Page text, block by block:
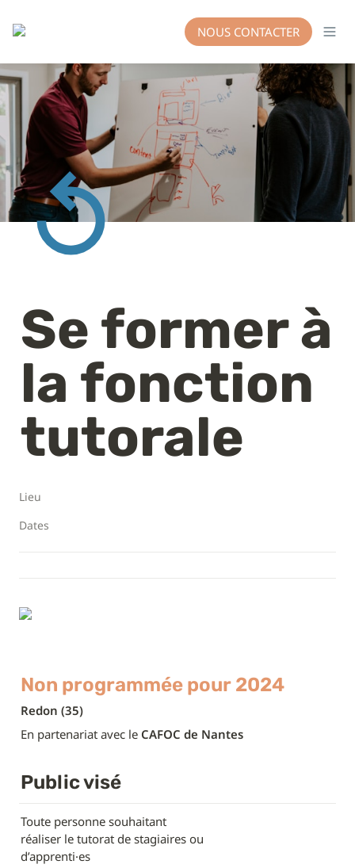
NOUS CONTACTER
Se former à
la fonction
tutorale
Lieu
Dates
Non programmée pour 2024
Redon (35)
En partenariat avec le CAFOC de Nantes
Public visé
Toute personne souhaitant
réaliser le tutorat de stagiaires ou
d’apprenti·es